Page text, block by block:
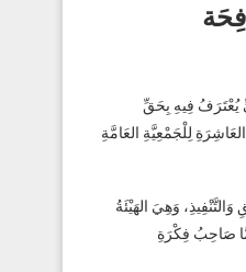
دُوَلِيٍّ يُعْتَرَفُ فِيهِ بِحَقِّ
لِلْجَمْعِيَّةِ العَامَّةِ
وَهِيَ الهَيْئَةُ
صَاحِبُ فِكْرَةِ